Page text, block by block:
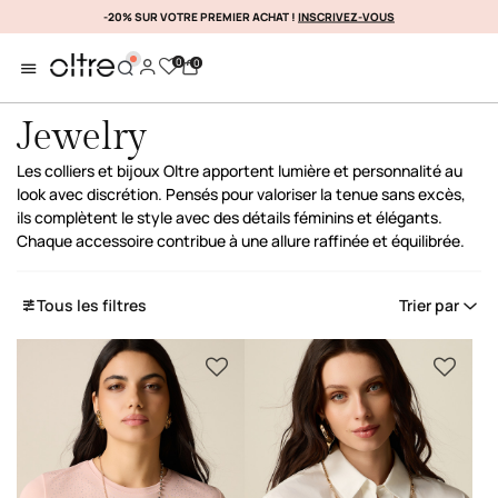
DÉCOUVREZ ENCORE PLUS
-20% SUR VOTRE PREMIER ACHAT ! INSCRIVEZ-VOUS
0 0
Jewelry
Les colliers et bijoux Oltre apportent lumière et personnalité au
look avec discrétion. Pensés pour valoriser la tenue sans excès,
ils complètent le style avec des détails féminins et élégants.
Chaque accessoire contribue à une allure raffinée et équilibrée.
Tous les filtres Trier par